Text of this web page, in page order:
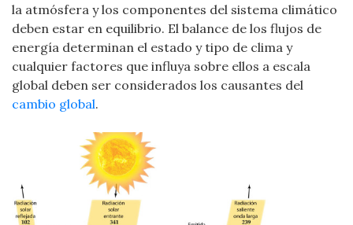
la atmósfera y los componentes del sistema climático
deben estar en equilibrio. El balance de los flujos de
energía determinan el estado y tipo de clima y
cualquier factores que influya sobre ellos a escala
global deben ser considerados los causantes del
cambio global.